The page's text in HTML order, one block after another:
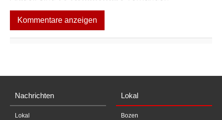
Kommentare anzeigen
Nachrichten
Lokal
Lokal
Bozen